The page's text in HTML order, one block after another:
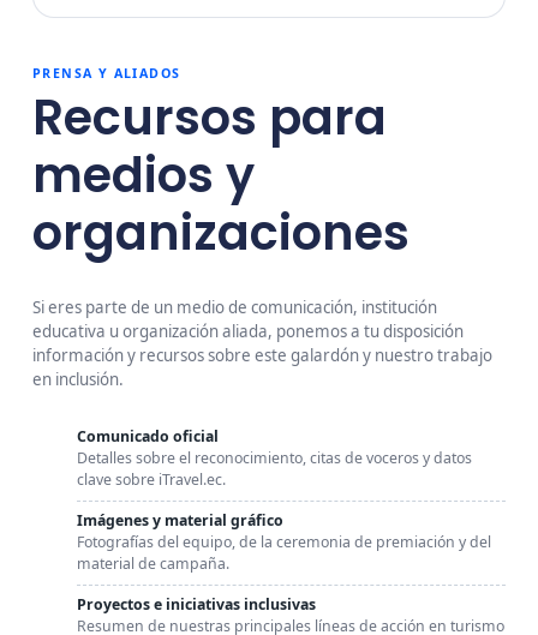
PRENSA Y ALIADOS
Recursos para
medios y
organizaciones
Si eres parte de un medio de comunicación, institución
educativa u organización aliada, ponemos a tu disposición
información y recursos sobre este galardón y nuestro trabajo
en inclusión.
Comunicado oficial
Detalles sobre el reconocimiento, citas de voceros y datos
clave sobre iTravel.ec.
Imágenes y material gráfico
Fotografías del equipo, de la ceremonia de premiación y del
material de campaña.
Proyectos e iniciativas inclusivas
Resumen de nuestras principales líneas de acción en turismo